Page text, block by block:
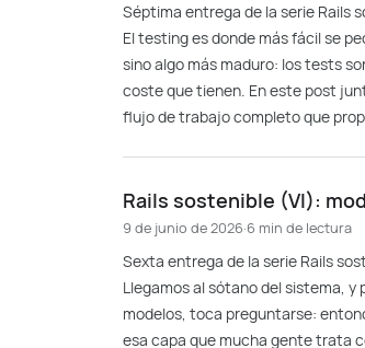
Séptima entrega de la serie Rails
El testing es donde más fácil se
sino algo más maduro: los tests
coste que tienen. En este post
flujo de trabajo completo que
Rails sostenible (VI):
9 de junio de 2026·6 min de lectura
Sexta entrega de la serie Rails
Llegamos al sótano del sistema, y
modelos, toca preguntarse:
esa capa que mucha gente trata